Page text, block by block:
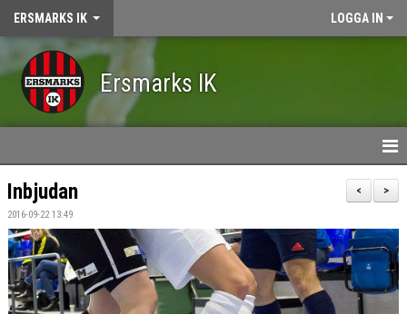
ERSMARKS IK LOGGA IN
Ersmarks IK
HEM
NYHETER
KALENDER
OM ERSMARKS IK
>
<
Inbjudan
2016-09-22 13:49